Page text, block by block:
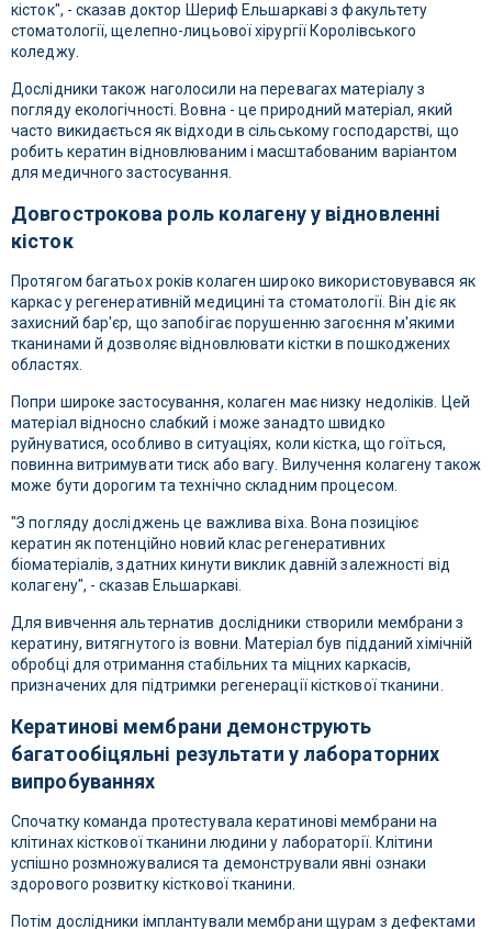
кісток", - сказав доктор Шериф Ельшаркаві з факультету
стоматології, щелепно-лицьової хірургії Королівського
коледжу.
Дослідники також наголосили на перевагах матеріалу з
погляду екологічності. Вовна - це природний матеріал, який
часто викидається як відходи в сільському господарстві, що
робить кератин відновлюваним і масштабованим варіантом
для медичного застосування.
Довгострокова роль колагену у відновленні
кісток
Протягом багатьох років колаген широко використовувався як
каркас у регенеративній медицині та стоматології. Він діє як
захисний бар'єр, що запобігає порушенню загоєння м'якими
тканинами й дозволяє відновлювати кістки в пошкоджених
областях.
Попри широке застосування, колаген має низку недоліків. Цей
матеріал відносно слабкий і може занадто швидко
руйнуватися, особливо в ситуаціях, коли кістка, що гоїться,
повинна витримувати тиск або вагу. Вилучення колагену також
може бути дорогим та технічно складним процесом.
"З погляду досліджень це важлива віха. Вона позиціює
кератин як потенційно новий клас регенеративних
біоматеріалів, здатних кинути виклик давній залежності від
колагену", - сказав Ельшаркаві.
Для вивчення альтернатив дослідники створили мембрани з
кератину, витягнутого із вовни. Матеріал був підданий хімічній
обробці для отримання стабільних та міцних каркасів,
призначених для підтримки регенерації кісткової тканини.
Кератинові мембрани демонструють
багатообіцяльні результати у лабораторних
випробуваннях
Спочатку команда протестувала кератинові мембрани на
клітинах кісткової тканини людини у лабораторії. Клітини
успішно розмножувалися та демонстрували явні ознаки
здорового розвитку кісткової тканини.
Потім дослідники імплантували мембрани щурам з дефектами